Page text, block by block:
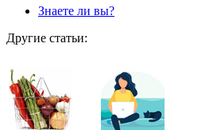
Знаете ли вы?
Другие статьи: